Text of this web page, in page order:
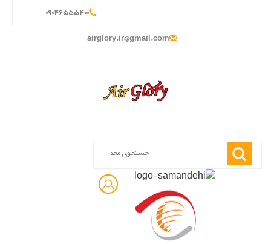
۰۹۰۴۶۵۵۵۴۰۰
airglory.ir@gmail.com